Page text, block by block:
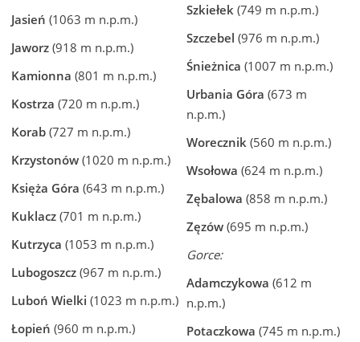
Jasień(1063 m n.p.m.)
Jaworz(918 m n.p.m.)
Kamionna(801 m n.p.m.)
Kostrza(720 m n.p.m.)
Korab(727 m n.p.m.)
Krzystonów(1020 m n.p.m.)
Księża Góra(643 m n.p.m.)
Kuklacz(701 m n.p.m.)
Kutrzyca(1053 m n.p.m.)
Lubogoszcz(967 m n.p.m.)
Luboń Wielki(1023 m n.p.m.)
Łopień(960 m n.p.m.)
Szkiełek(749 m n.p.m.)
Szczebel(976 m n.p.m.)
Śnieżnica(1007 m n.p.m.)
Urbania Góra(673 m
n.p.m.)
Worecznik(560 m n.p.m.)
Wsołowa(624 m n.p.m.)
Zębalowa(858 m n.p.m.)
Zęzów(695 m n.p.m.)
Gorce:
Adamczykowa(612 m
n.p.m.)
Potaczkowa(745 m n.p.m.)